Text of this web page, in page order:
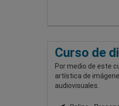
Curso de
Por medio de este
artística de
audiovisuales.